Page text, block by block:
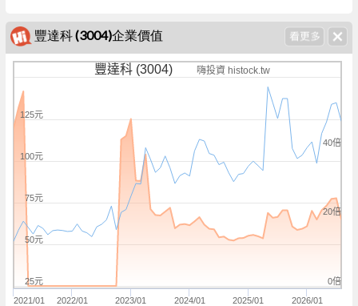
豐達科 (3004)企業價值
豐達科 (3004) 嗨投資 histock.tw
2021/01 2022/01 2023/01 2024/01 2025/01 2026/01
0倍
20倍
40倍
25元
50元
75元
100元
125元